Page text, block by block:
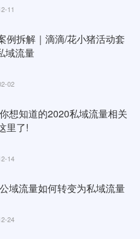
11
例拆解｜滴滴/花小猪活动套
域流量
02
想知道的2020私域流量相关
里了!
14
域流量如何转变为私域流量
24